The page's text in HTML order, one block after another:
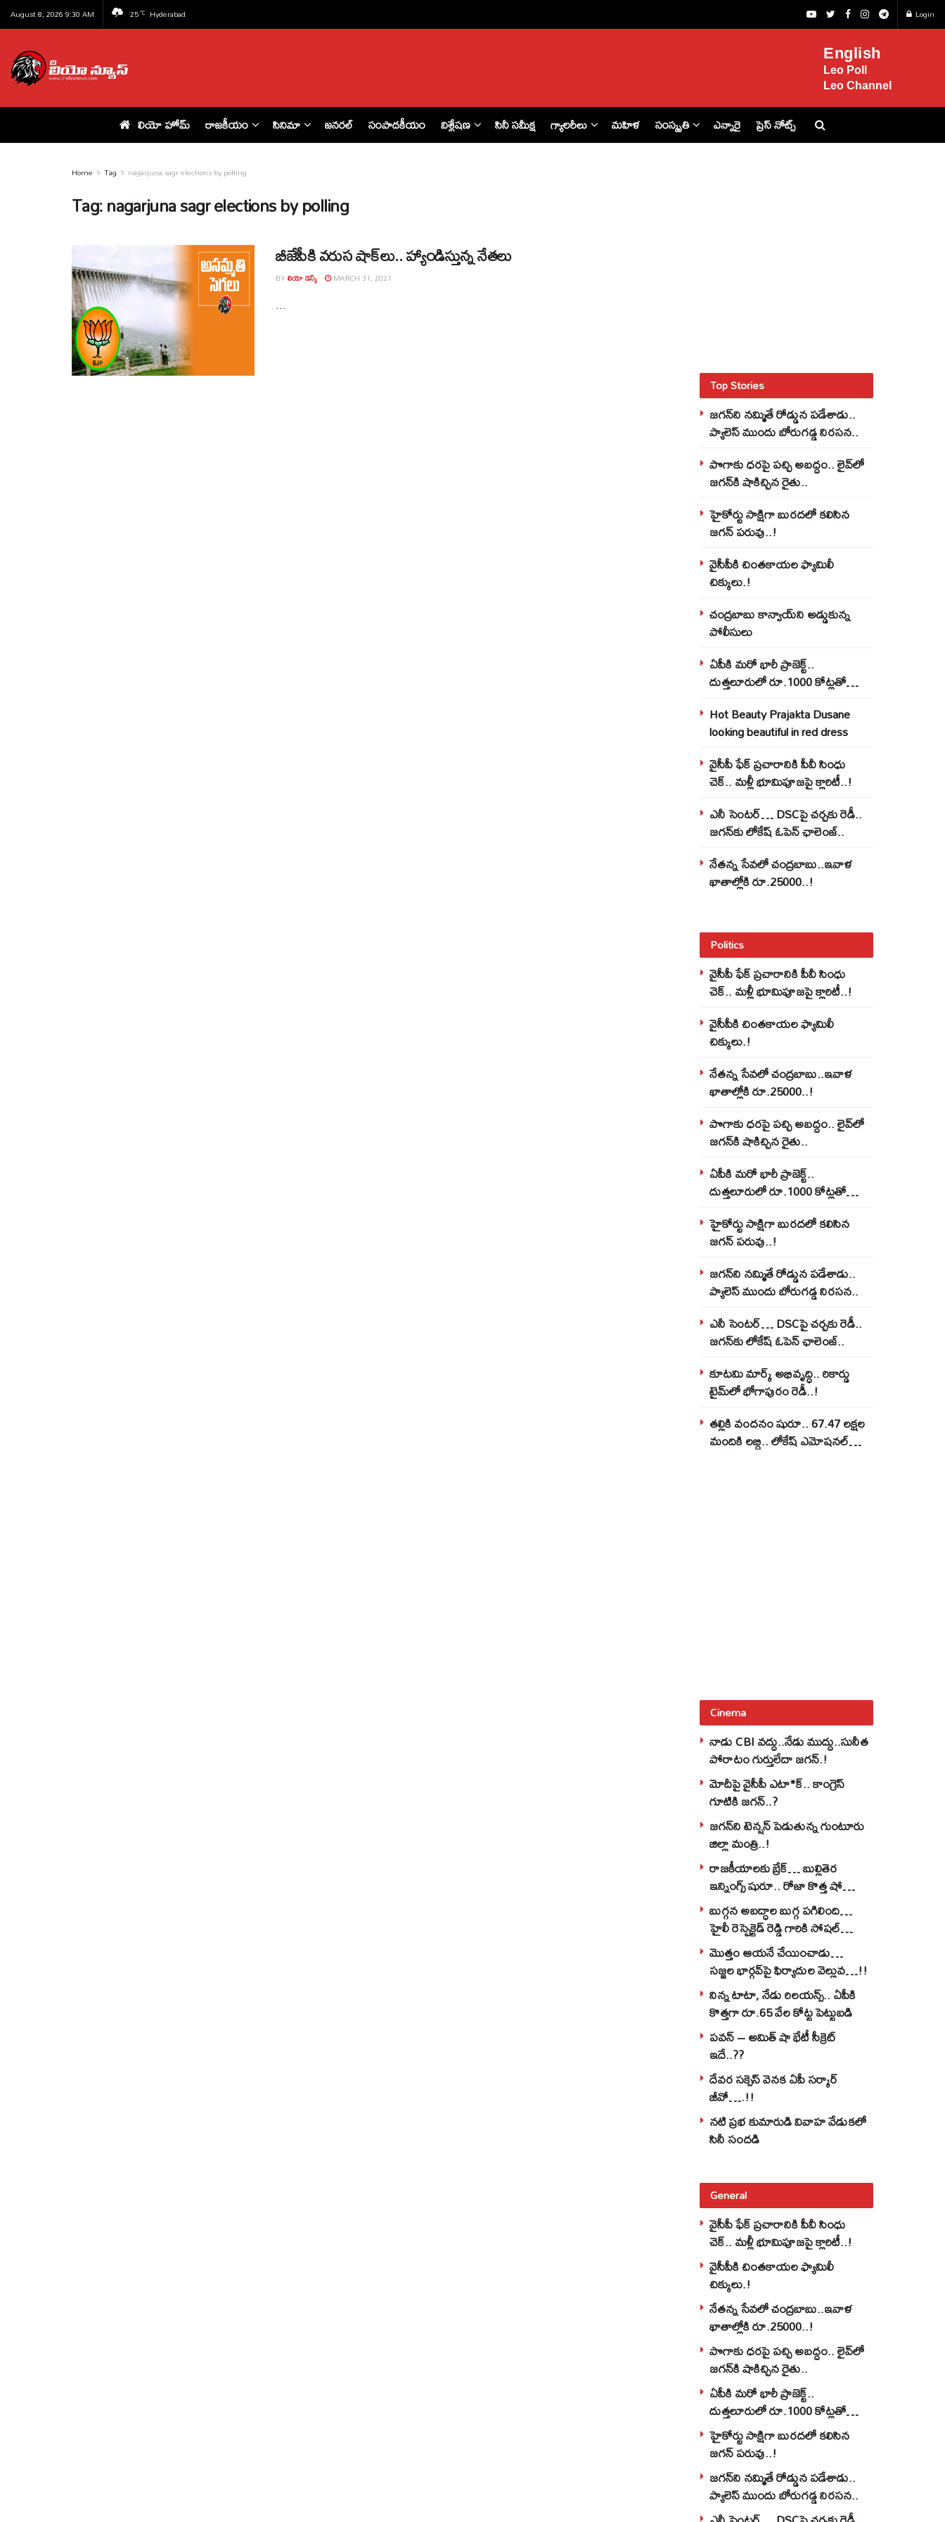
August 8, 2026 9:30 AM 25°C Hyderabad Login
English
Leo Poll
Leo Channel
లియో హోమ్ రాజకీయం సినిమా జనరల్ సంపాదకీయం విశ్లేషణ సినీ సమీక్ష గ్యాలరీలు మహిళ సంస్కృతి ఎన్నారై ప్రెస్ నోట్స్
Home Tag nagarjuna sagr elections by polling
Tag:nagarjuna sagr elections by polling
బీజేపీకి వరుస షాక్‌లు.. హ్యాండిస్తున్న నేతలు
BY లియో డెస్క్ MARCH 31, 2021
...
Top Stories
జగన్‌ని నమ్మితే రోడ్డున పడేశాడు..
ప్యాలెస్‌ ముందు బోరుగడ్డ నిరసన..
పొగాకు ధరపై పచ్చి అబద్దం.. లైవ్‌లో
జగన్‌కి షాకిచ్చిన రైతు..
హైకోర్టు సాక్షిగా బురదలో కలిసిన
జగన్ పరువు..!
వైసీపీకి చింతకాయల ఫ్యామిలీ
చిక్కులు.!
చంద్రబాబు కాన్వాయ్‌ని అడ్డుకున్న
పోలీసులు
ఏపీకి మరో భారీ ప్రాజెక్ట్..
దుత్తలూరులో రూ.1000 కోట్లతో
Hot Beauty Prajakta Dusane
looking beautiful in red dress
వైసీపీ ఫేక్ ప్రచారానికి పీవీ సింధు
చెక్.. మళ్లీ భూమిపూజపై క్లారిటీ..!
ఎనీ సెంటర్‌… DSCపై చర్చకు రెడీ..
జగన్‌కు లోకేష్‌ ఓపెన్ ఛాలెంజ్..
నేతన్న సేవలో చంద్రబాబు..ఇవాళ
ఖాతాల్లోకి రూ.25000..!
Politics
వైసీపీ ఫేక్ ప్రచారానికి పీవీ సింధు
చెక్.. మళ్లీ భూమిపూజపై క్లారిటీ..!
వైసీపీకి చింతకాయల ఫ్యామిలీ
చిక్కులు.!
నేతన్న సేవలో చంద్రబాబు..ఇవాళ
ఖాతాల్లోకి రూ.25000..!
పొగాకు ధరపై పచ్చి అబద్దం.. లైవ్‌లో
జగన్‌కి షాకిచ్చిన రైతు..
ఏపీకి మరో భారీ ప్రాజెక్ట్..
దుత్తలూరులో రూ.1000 కోట్లతో
హైకోర్టు సాక్షిగా బురదలో కలిసిన
జగన్ పరువు..!
జగన్‌ని నమ్మితే రోడ్డున పడేశాడు..
ప్యాలెస్‌ ముందు బోరుగడ్డ నిరసన..
ఎనీ సెంటర్‌… DSCపై చర్చకు రెడీ..
జగన్‌కు లోకేష్‌ ఓపెన్ ఛాలెంజ్..
కూటమి మార్క్ అభివృద్ధి.. రికార్డు
టైమ్‌లో భోగాపురం రెడీ..!
తల్లికి వందనం షురూ.. 67.47 లక్షల
మందికి లబ్ధి.. లోకేష్‌ ఎమోషనల్
Cinema
నాడు CBI వద్దు..నేడు ముద్దు..సునీత
పోరాటం గుర్తులేదా జగన్.!
మోదీపై వైసీపీ ఎటా*క్.. కాంగ్రెస్
గూటికి జగన్..?
జగన్‌ని టెన్షన్‌ పెడుతున్న గుంటూరు
జిల్లా మంత్రి..!
రాజకీయాలకు బ్రేక్… బుల్లితెర
ఇన్నింగ్స్ షురూ.. రోజా కొత్త షో
అట్టర్ ఫ్లాప్..??
బుగ్గన అబద్ధాల బుగ్గ పగిలింది…
హైలీ రెస్పెక్టెడ్‌ రెడ్డి గారికి సోషల్‌
వాతలు…!!
మొత్తం ఆయనే చేయించాడు…
సజ్జల భార్గవ్‌పై ఫిర్యాదుల వెల్లువ…!!
నిన్న టాటా, నేడు రిలయన్స్.. ఏపీకి
కొత్తగా రూ.65 వేల కోట్ట పెట్టుబడి
పవన్‌ – అమిత్‌ షా భేటీ సీక్రెట్‌
ఇదే..??
దేవర సక్సెస్‌ వెనక ఏపీ సర్కార్‌
జీవో….!!
నటి ప్రభ కుమారుడి వివాహ వేడుకలో
సినీ సందడి
General
వైసీపీ ఫేక్ ప్రచారానికి పీవీ సింధు
చెక్.. మళ్లీ భూమిపూజపై క్లారిటీ..!
వైసీపీకి చింతకాయల ఫ్యామిలీ
చిక్కులు.!
నేతన్న సేవలో చంద్రబాబు..ఇవాళ
ఖాతాల్లోకి రూ.25000..!
పొగాకు ధరపై పచ్చి అబద్దం.. లైవ్‌లో
జగన్‌కి షాకిచ్చిన రైతు..
ఏపీకి మరో భారీ ప్రాజెక్ట్..
దుత్తలూరులో రూ.1000 కోట్లతో
మిస్సైల్స్ ఫ్యాక్టరీ..!
హైకోర్టు సాక్షిగా బురదలో కలిసిన
జగన్ పరువు..!
జగన్‌ని నమ్మితే రోడ్డున పడేశాడు..
ప్యాలెస్‌ ముందు బోరుగడ్డ నిరసన..